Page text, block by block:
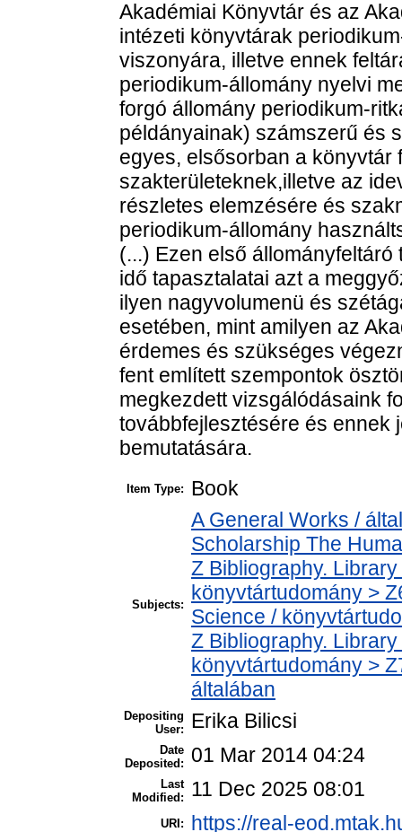
Akadémiai Könyvtár és az
intézeti könyvtárak
viszonyára, illetve ennek
periodikum-állomány nyelvi
forgó állomány periodikum-
példányainak) számszerű és
egyes, elsősorban a könyvtár
szakterületeknek,illetve az
részletes elemzésére és
periodikum-állomány
(...) Ezen első
idő tapasztalatai azt a
ilyen nagyvolumenü és
esetében, mint amilyen az
érdemes és szükséges
fent említett szempontok
megkezdett vizsgálódásaink
továbbfejlesztésére és ennek
bemutatására.
Item Type: Book
Subjects:
A General Works /
Scholarship The
Z Bibliography.
könyvtártudomány >
Science /
Z Bibliography.
könyvtártudomány >
általában
Depositing
User:
Erika Bilicsi
Date
Deposited:
01 Mar 2014 04:24
Last
Modified:
11 Dec 2025 08:01
URI: https://real-